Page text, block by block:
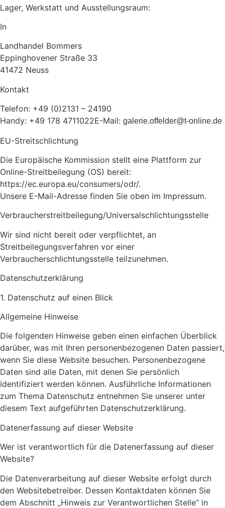
Lager, Werkstatt und Ausstellungsraum:
In
Landhandel Bommers
Eppinghovener Straße 33
41472 Neuss
Kontakt
Telefon: +49 (0)2131 – 24190
Handy: +49 178 4711022E-Mail: galerie.offelder@t-online.de
EU-Streitschlichtung
Die Europäische Kommission stellt eine Plattform zur
Online-Streitbeilegung (OS) bereit:
https://ec.europa.eu/consumers/odr/.
Unsere E-Mail-Adresse finden Sie oben im Impressum.
Verbraucherstreitbeilegung/Universalschlichtungsstelle
Wir sind nicht bereit oder verpflichtet, an
Streitbeilegungsverfahren vor einer
Verbraucherschlichtungsstelle teilzunehmen.
Datenschutz­erklärung
1. Datenschutz auf einen Blick
Allgemeine Hinweise
Die folgenden Hinweise geben einen einfachen Überblick
darüber, was mit Ihren personenbezogenen Daten passiert,
wenn Sie diese Website besuchen. Personenbezogene
Daten sind alle Daten, mit denen Sie persönlich
identifiziert werden können. Ausführliche Informationen
zum Thema Datenschutz entnehmen Sie unserer unter
diesem Text aufgeführten Datenschutzerklärung.
Datenerfassung auf dieser Website
Wer ist verantwortlich für die Datenerfassung auf dieser
Website?
Die Datenverarbeitung auf dieser Website erfolgt durch
den Websitebetreiber. Dessen Kontaktdaten können Sie
dem Abschnitt „Hinweis zur Verantwortlichen Stelle“ in